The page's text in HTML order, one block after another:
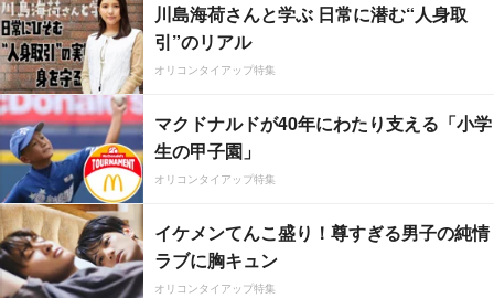
川島海荷さんと学ぶ 日常に潜む“人身取
引”のリアル
オリコンタイアップ特集
マクドナルドが40年にわたり支える「小学
生の甲子園」
オリコンタイアップ特集
イケメンてんこ盛り！尊すぎる男子の純情
ラブに胸キュン
オリコンタイアップ特集